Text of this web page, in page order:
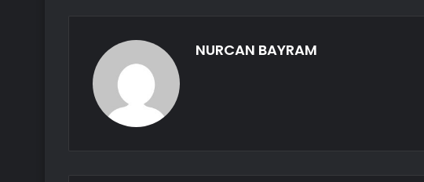
NURCAN BAYRAM